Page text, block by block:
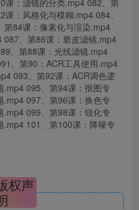
课：滤镜的分类.mp4 082、第
：风格化与模糊.mp4 084、
84课：像素化与渲染.mp4
、第86课：磨皮滤镜.mp4
、第88课：光线滤镜.mp4
、第90：ACR工具使用.mp4
093、第92课：ACR调色逻
095、第94课：抠图专
097、第96课：换色专
099、第98课：锐化专
101、第100课：降噪专
权声